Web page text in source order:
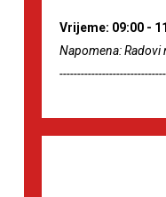
Vrijeme: 09:00 -
Napomena: Radovi